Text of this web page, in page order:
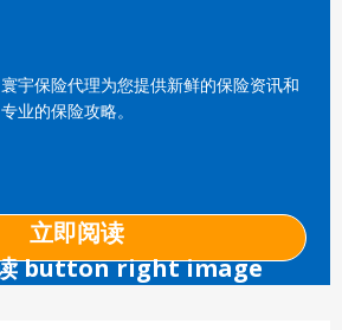
寰宇保险代理为您提供新鲜的保险资讯和
专业的保险攻略。
立即阅读